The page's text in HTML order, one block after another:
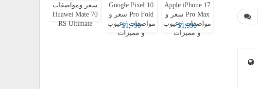
Apple iPhone 17
Pro Max سعر و
مواصفات / عيوب
و مميزات
$1,990
Google Pixel 10
Pro Fold سعر و
مواصفات / عيوب
و مميزات
$1,790
سعر ومواصفات
Huawei Mate 70
RS Ultimate